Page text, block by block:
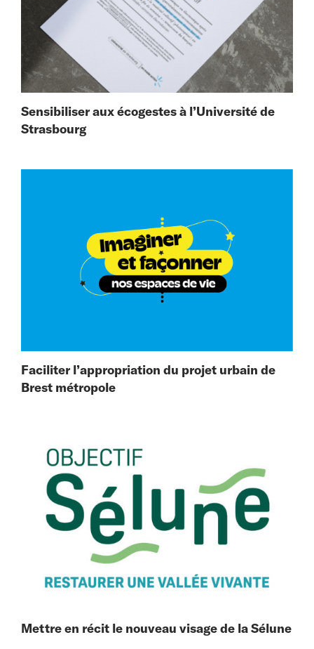
Sensibiliser aux écogestes à l’Université de
Strasbourg
Faciliter l’appropriation du projet urbain de
Brest métropole
Mettre en récit le nouveau visage de la Sélune